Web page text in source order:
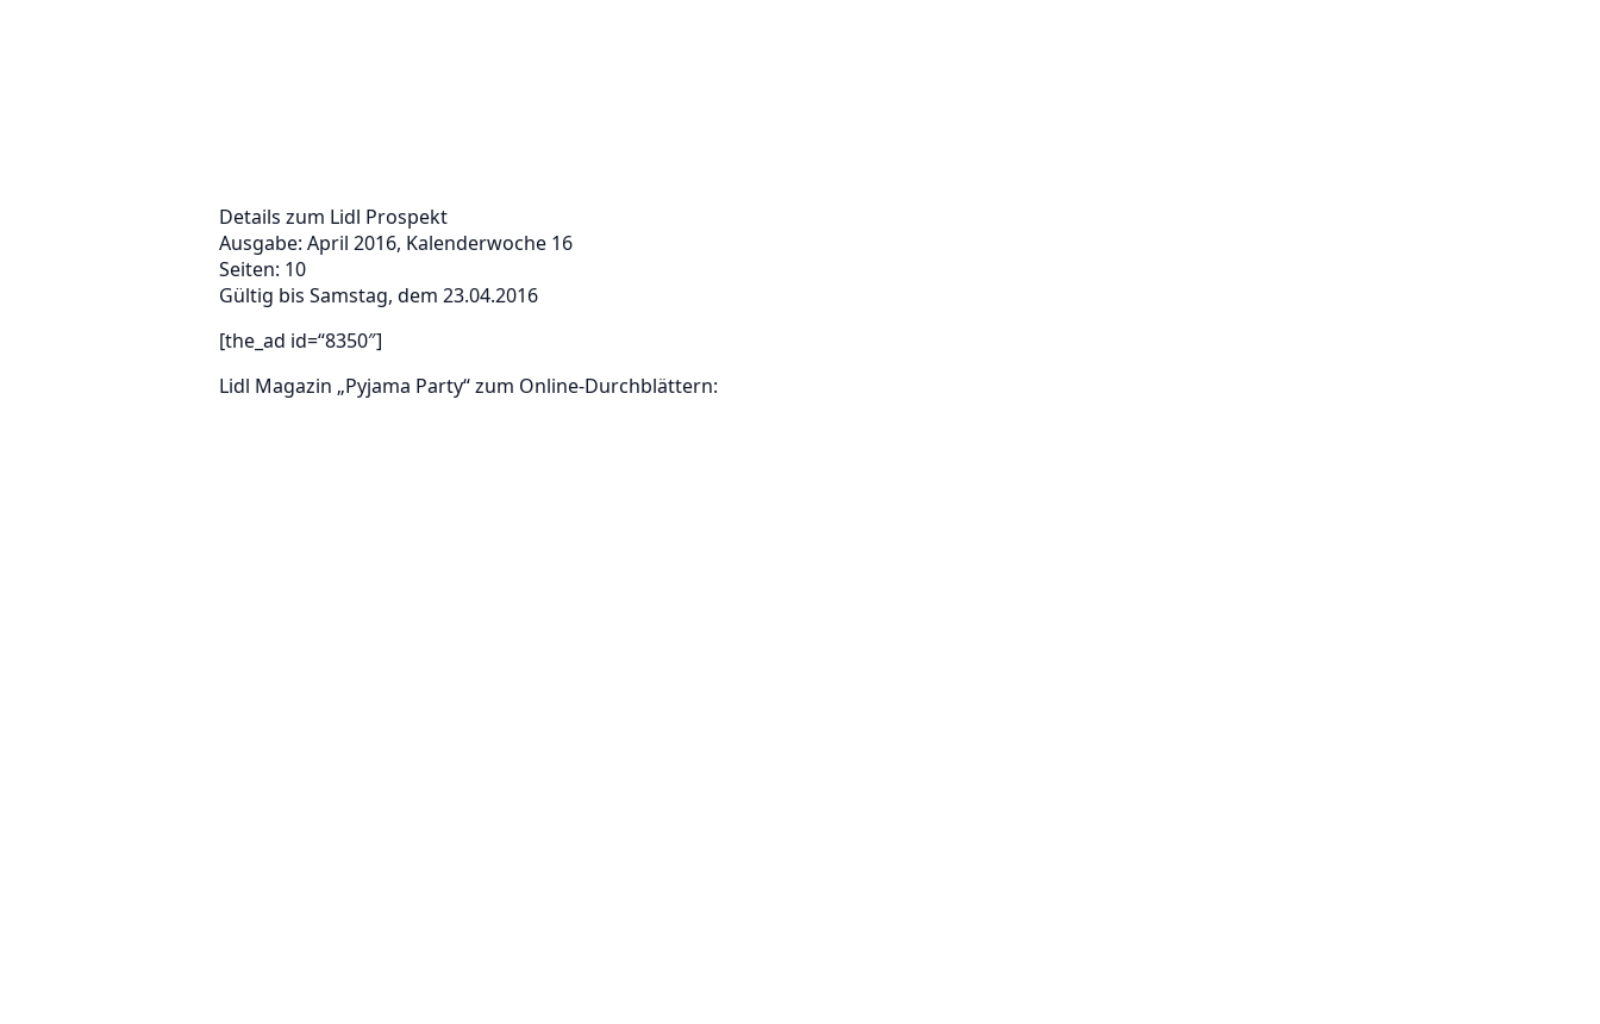
Details zum Lidl Prospekt
Ausgabe: April 2016, Kalenderwoche 16
Seiten: 10
Gültig bis Samstag, dem 23.04.2016
[the_ad id=“8350″]
Lidl Magazin „Pyjama Party“ zum Online-Durchblättern: